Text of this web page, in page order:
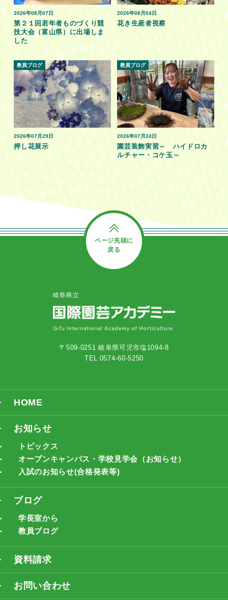
2026年08月07日
第２１回若年者ものづくり競
技大会（富山県）に出場しま
した
2026年08月04日
花き生産者視察
2026年07月29日
教員ブログ
押し花展示
2026年07月24日
教員ブログ
園芸装飾実習～ ハイドロカ
ルチャー・コケ玉～
ページ先頭に
戻る
〒509-0251 岐阜県可児市塩1094-8
TEL 0574-60-5250
HOME
お知らせ
トピックス
オープンキャンパス・学校見学会（お知らせ）
入試のお知らせ(合格発表等)
ブログ
学長室から
教員ブログ
資料請求
お問い合わせ